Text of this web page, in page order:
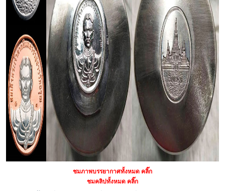
ชมภาพบรรยากาศทั้งหมด คลิ๊ก
ชมคลิปทั้งหมด คลิ๊ก